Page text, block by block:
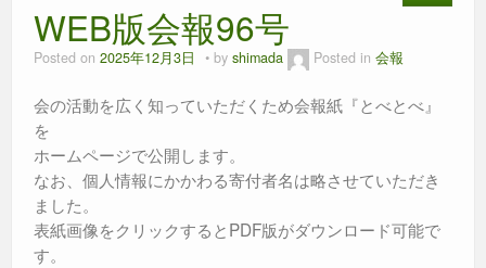
o
o
k
g
er p
WEB版会報96号
Posted on 2025年12月3日 by shimada Posted in 会報
会の活動を広く知っていただくため会報紙『とべとべ』
を
ホームページで公開します。
なお、個人情報にかかわる寄付者名は略させていただき
ました。
表紙画像をクリックするとPDF版がダウンロード可能で
す。